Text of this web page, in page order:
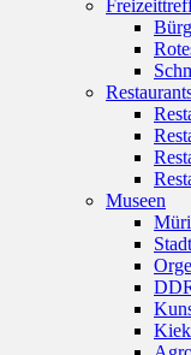
Museen